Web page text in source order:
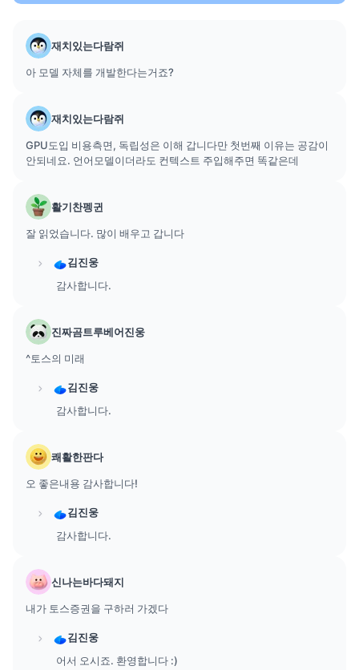
재치있는다람쥐
아 모델 자체를 개발한다는거죠?
재치있는다람쥐
GPU도입 비용측면, 독립성은 이해 갑니다만 첫번째 이유는 공감이
안되네요. 언어모델이더라도 컨텍스트 주입해주면 똑같은데
활기찬펭귄
잘 읽었습니다. 많이 배우고 갑니다
김진웅
감사합니다.
진짜곰트루베어진웅
^토스의 미래
김진웅
감사합니다.
쾌활한판다
오 좋은내용 감사합니다!
김진웅
감사합니다.
신나는바다돼지
내가 토스증권을 구하러 가겠다
김진웅
어서 오시죠. 환영합니다 :)